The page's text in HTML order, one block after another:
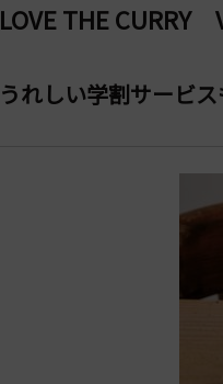
LOVE THE CURRY
うれしい学割サービ